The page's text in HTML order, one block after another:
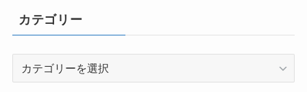
カテゴリー